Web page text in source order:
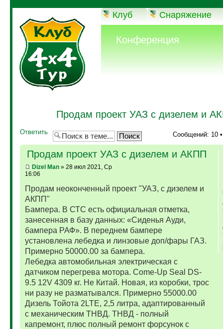
Клуб Снаряжение
Конференция
Продам проект УАЗ с дизелем и
Ответить Сообщений: 10
Продам проект УАЗ с дизелем и АКПП
Dizel Man» 28 июл 2021, Ср
16:06
Продам неоконченный проект "УАЗ, с дизелем и
АКПП"
Бампера. В СТС есть официальная отметка,
занесенная в базу данных: «Сиденья Ауди,
бампера РАФ». В переднем бампере
установлена лебедка и линзовые доп/фары ГАЗ.
Примерно 50000.00 за бампера.
Лебедка автомобильная электрическая с
датчиком перегрева мотора. Come-Up Seal DS-
9.5 12V 4309 кг. Не Китай. Новая, из коробки, трос
ни разу не разматывался. Примерно 55000.00
Дизель Тойота 2LTE, 2,5 литра, адаптированный
с механическим ТНВД. ТНВД - полный
капремонт, плюс полный ремонт форсунок с